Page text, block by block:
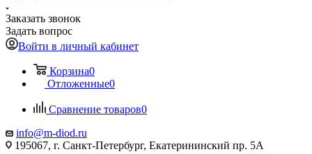
Заказать звонок
Задать вопрос
Войти в личный кабинет
Корзина0
Отложенные0
Сравнение товаров0
info@m-diod.ru
195067, г. Санкт-Петербург, Екатерининский пр. 5А